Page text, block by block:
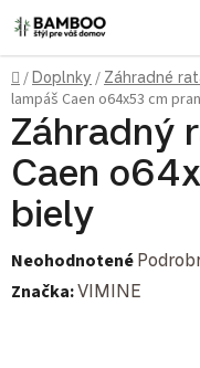
Prejsť na obsah
Domov
/Doplnky / Záhradné
lampáš Caen o64x53 cm
Záhradný
Caen
biely
Priemerné hodnotenie
Neohodnotené
Značka:VIMINE